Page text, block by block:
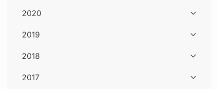
2020
2019
2018
2017